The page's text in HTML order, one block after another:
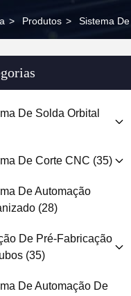
> Produtos > Sistema
De Solda Orbital
De Corte CNC (35)
De Automação
(28)
De Pré-Fabricação
(35)
De Automação De